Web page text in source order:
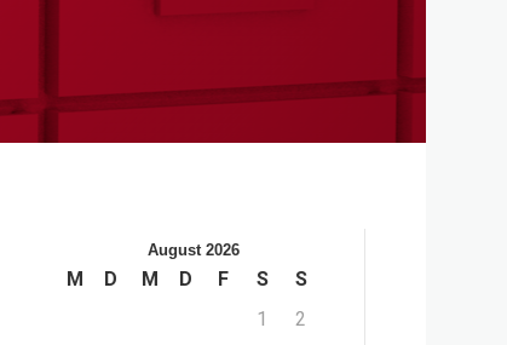
August 2026
M D M D F S
S
1
2